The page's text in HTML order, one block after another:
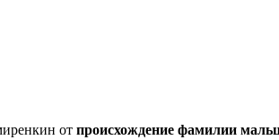
от происхождение фамилии